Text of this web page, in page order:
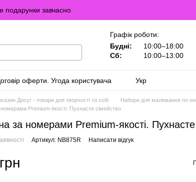
подарунки завчасно
Графік роботи:
Будні:
10:00–18:00
Сб:
10:00–13:00
оферти. Угода користувача
Укр
Досуг - товари для творчості та хобі
Набори для малювання по
Premium-якості. Пухнасте сімейство
за номерами Premium-якості. Пухнасте
Артикул: NB875R Написати відгук